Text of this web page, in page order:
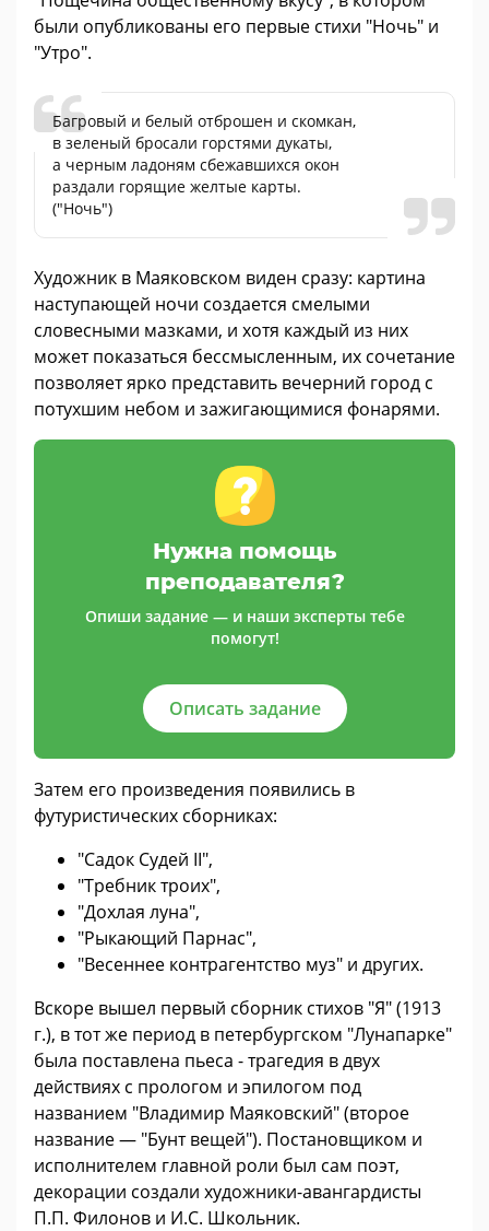
были опубликованы его первые стихи "Ночь" и
"Утро".
Багровый и белый отброшен и скомкан,
в зеленый бросали горстями дукаты,
а черным ладоням сбежавшихся окон
раздали горящие желтые карты.
("Ночь")
Художник в Маяковском виден сразу: картина
наступающей ночи создается смелыми
словесными мазками, и хотя каждый из них
может показаться бессмысленным, их сочетание
позволяет ярко представить вечерний город с
потухшим небом и зажигающимися фонарями.
Нужна помощь
преподавателя?
Опиши задание — и наши эксперты тебе
помогут!
Описать задание
Затем его произведения появились в
футуристических сборниках:
"Садок Судей II",
"Требник троих",
"Дохлая луна",
"Рыкающий Парнас",
"Весеннее контрагентство муз" и других.
Вскоре вышел первый сборник стихов "Я" (1913
г.), в тот же период в петербургском "Лунапарке"
была поставлена пьеса - трагедия в двух
действиях с прологом и эпилогом под
названием "Владимир Маяковский" (второе
название — "Бунт вещей"). Постановщиком и
исполнителем главной роли был сам поэт,
декорации создали художники-авангардисты
П.П. Филонов и И.С. Школьник.